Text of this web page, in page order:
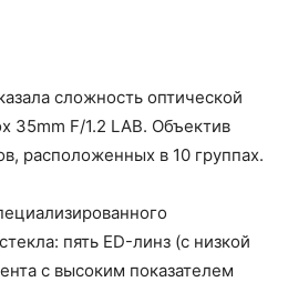
сложность оптической
35mm F/1.2 LAB. Объектив
расположенных в 10 группах.
пять ED-линз (с низкой
с высоким показателем